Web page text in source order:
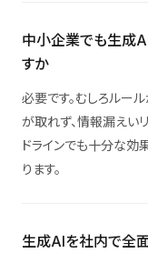
中小企業でも生成
すか
必要です。むしろルー
が取れず、情報漏えい
ドラインでも十分な効
ります。
生成AIを社内で全